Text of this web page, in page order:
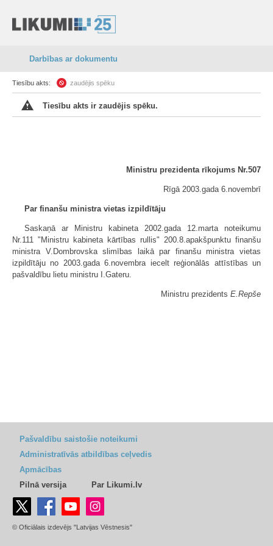
Darbības ar dokumentu
Tiesību akts: zaudējis spēku
Tiesību akts ir zaudējis spēku.
Ministru prezidenta rīkojums Nr.507
Rīgā 2003.gada 6.novembrī
Par finanšu ministra vietas izpildītāju
Saskaņā ar Ministru kabineta 2002.gada 12.marta noteikumu
Nr.111 "Ministru kabineta kārtības rullis" 200.8.apakšpunktu finanšu
ministra V.Dombrovska slimības laikā par finanšu ministra vietas
izpildītāju no 2003.gada 6.novembra iecelt reģionālās attīstības un
pašvaldību lietu ministru I.Gateru.
Ministru prezidents E.Repše
Pašvaldību saistošie noteikumi
Administratīvās atbildības ceļvedis
Apmācības
Pilnā versija
Par Likumi.lv
© Oficiālais izdevējs "Latvijas Vēstnesis"